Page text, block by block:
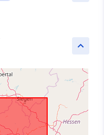
keyboard_arrow_up